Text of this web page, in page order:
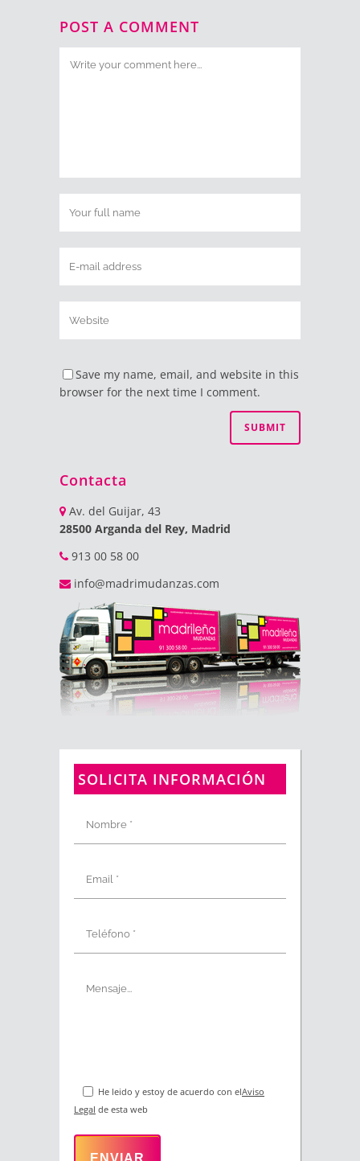
POST A COMMENT
Save my name, email, and website in this
browser for the next time I comment.
Contacta
Av. del Guijar, 43
28500 Arganda del Rey, Madrid
913 00 58 00
info@madrimudanzas.com
SOLICITA INFORMACIÓN
He leido y estoy de acuerdo con elAviso
Legal de esta web